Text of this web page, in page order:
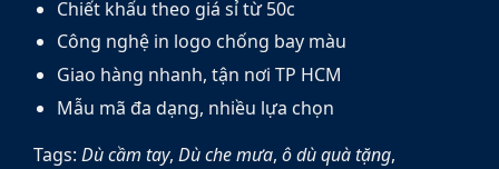
Chiết khấu theo giá sỉ từ 50c
Công nghệ in logo chống bay màu
Giao hàng nhanh, tận nơi TP HCM
Mẫu mã đa dạng, nhiều lựa chọn
Tags: Dù cầm tay, Dù che mưa, ô dù quà tặng,